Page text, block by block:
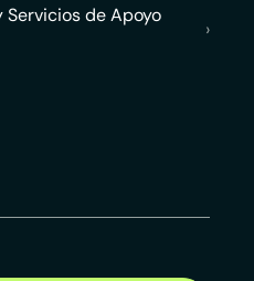
Servicios de Apoyo
›